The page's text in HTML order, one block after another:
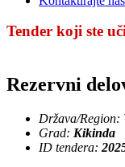
Tender koji ste
Rezervni
Država/Region:
Grad: Kikinda
ID tendera: